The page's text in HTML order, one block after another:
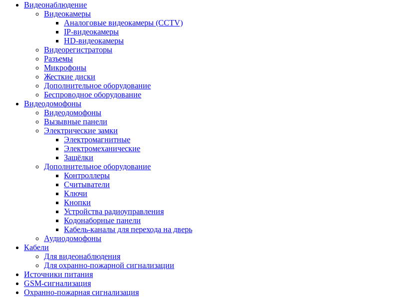
Видеонаблюдение
Видеокамеры
Аналоговые видеокамеры (CCTV)
IP-видеокамеры
HD-видеокамеры
Видеорегистраторы
Разъемы
Микрофоны
Жесткие диски
Дополнительное оборудование
Беспроводное оборудование
Видеодомофоны
Видеодомофоны
Вызывные панели
Электрические замки
Электромагнитные
Электромеханические
Защёлки
Дополнительное оборудование
Контроллеры
Считыватели
Ключи
Кнопки
Устройства радиоуправления
Кодонаборные панели
Кабель-каналы для перехода на дверь
Аудиодомофоны
Кабели
Для видеонаблюдения
Для охранно-пожарной сигнализации
Источники питания
GSM-сигнализация
Охранно-пожарная сигнализация